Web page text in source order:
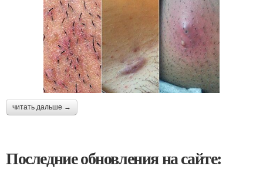
читать дальше →
Последние обновления на сайте: